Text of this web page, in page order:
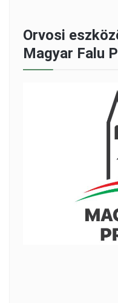
Orvosi
Magyar Falu